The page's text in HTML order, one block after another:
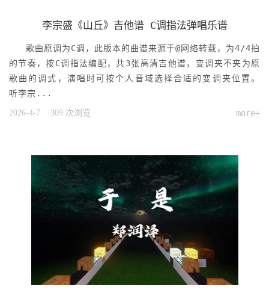
李宗盛《山丘》吉他谱 C调指法弹唱乐谱
歌曲原调为C调，此版本的曲谱来源于@网络转载，为4/4拍
的节奏，按C调指法编配，共3张高清吉他谱，变调夹不夹为原
歌曲的调式，演唱时可按个人音域选择合适的变调夹位置。
听李宗...
2026-4-7 · 309 次浏览 more+